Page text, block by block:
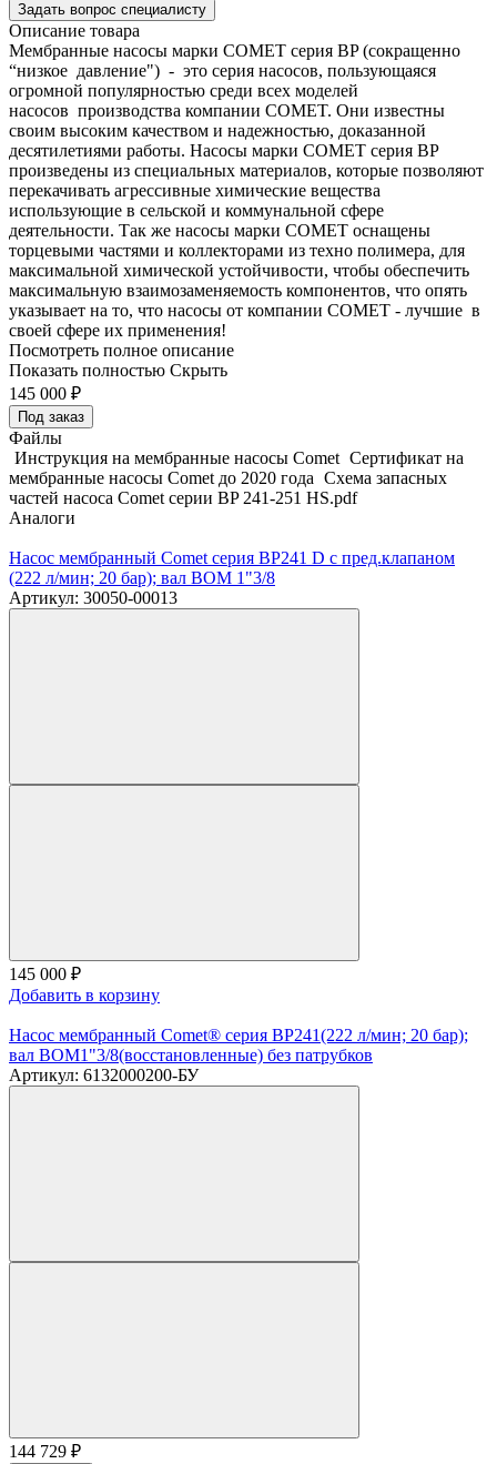
Задать вопрос специалисту
Описание товара
Мембранные насосы марки COMET серия BP (сокращенно
“низкое давление") - это серия насосов, пользующаяся
огромной популярностью среди всех моделей
насосов производства компании COMET. Они известны
своим высоким качеством и надежностью, доказанной
десятилетиями работы. Насосы марки COMET серия BP
произведены из специальных материалов, которые позволяют
перекачивать агрессивные химические вещества
использующие в сельской и коммунальной сфере
деятельности. Так же насосы марки COMET оснащены
торцевыми частями и коллекторами из техно полимера, для
максимальной химической устойчивости, чтобы обеспечить
максимальную взаимозаменяемость компонентов, что опять
указывает на то, что насосы от компании COMET - лучшие в
своей сфере их применения!
Посмотреть полное описание
Показать полностью Скрыть
145 000 ₽
Под заказ
Файлы
Инструкция на мембранные насосы Comet Сертификат на
мембранные насосы Comet до 2020 года Схема запасных
частей насоса Comet серии BP 241-251 HS.pdf
Аналоги
Насос мембранный Comet серия BP241 D с пред.клапаном
(222 л/мин; 20 бар); вал ВОМ 1"3/8
Артикул: 30050-00013
145 000 ₽
Добавить в корзину
Насос мембранный Comet® серия BP241(222 л/мин; 20 бар);
вал ВОМ1"3/8(восстановленные) без патрубков
Артикул: 6132000200-БУ
144 729 ₽